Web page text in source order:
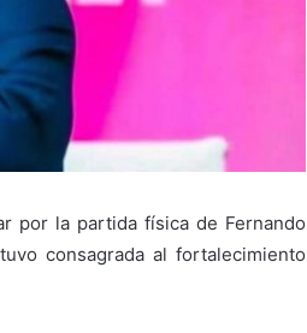
por la partida física de Fernando
consagrada al fortalecimiento